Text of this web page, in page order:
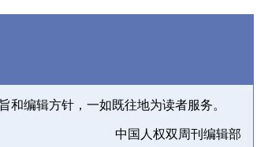
和编辑方针，一如既往地为读者服务。
中国人权双周刊编辑部